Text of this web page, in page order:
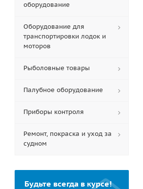
оборудование
Оборудование для
транспортировки лодок и
моторов
Рыболовные товары
Палубное оборудование
Приборы контроля
Ремонт, покраска и уход за
судном
Будьте всегда в курсе!